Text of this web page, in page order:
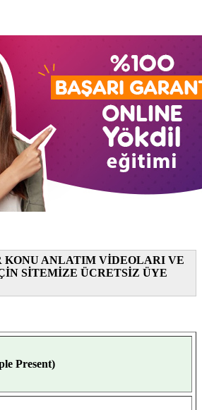
KONU ANLATIM VİDEOLARI VE
SİTEMİZE ÜCRETSİZ ÜYE
Present)